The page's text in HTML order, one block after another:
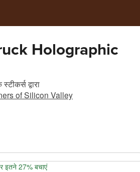
Holographic
स्टीकर्सद्वारा
of Silicon Valley
इतने 27% बचाएं